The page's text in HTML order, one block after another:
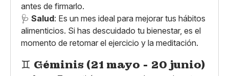
antes de firmarlo.
🩺 Salud: Es un mes ideal para mejorar tus hábitos
alimenticios. Si has descuidado tu bienestar, es el
momento de retomar el ejercicio y la meditación.
♊ Géminis (21 mayo - 20 junio)